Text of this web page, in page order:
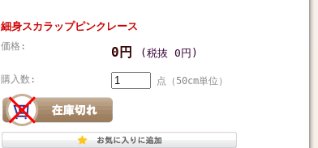
細身スカラップピンクレース
価格: 0円 (税抜 0円)
購入数: 点（50cm単位）